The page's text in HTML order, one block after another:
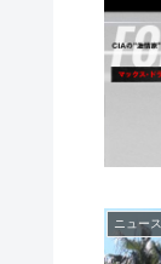
ニュース